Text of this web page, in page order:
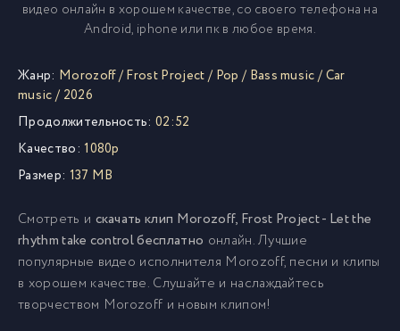
видео онлайн в хорошем качестве, со своего телефона на
Android, iphone или пк в любое время.
Жанр: Morozoff/Frost Project/ Pop / Bass music/Car
music/ 2026
Продолжительность: 02:52
Качество: 1080p
Размер: 137 MB
Смотреть и скачать клип Morozoff, Frost Project - Let the
rhythm take control бесплатно онлайн. Лучшие
популярные видео исполнителя Morozoff, песни и клипы
в хорошем качестве. Слушайте и наслаждайтесь
творчеством Morozoff и новым клипом!